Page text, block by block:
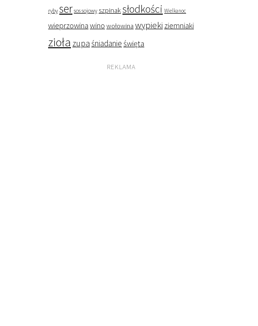
ryby ser sos sojowy szpinaksłodkości Wielkanoc
wieprzowina wino wołowina wypieki ziemniaki
zioła zupaśniadanieświęta
REKLAMA